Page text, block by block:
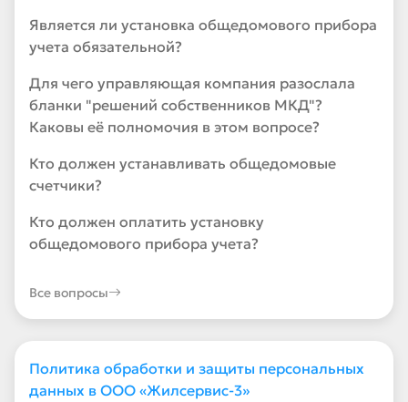
Является ли установка общедомового прибора
учета обязательной?
Для чего управляющая компания разослала
бланки "решений собственников МКД"?
Каковы её полномочия в этом вопросе?
Кто должен устанавливать общедомовые
счетчики?
Кто должен оплатить установку
общедомового прибора учета?
Все вопросы
Политика обработки и защиты персональных
данных в ООО «Жилсервис-3»